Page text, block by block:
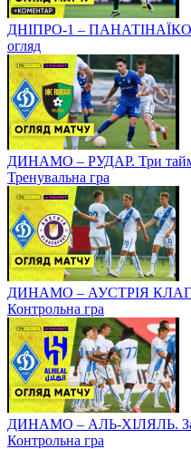
ДНІПРО-1 – ПАНАТІНАЇКОС.
огляд
ДИНАМО – РУДАР. Три тайми
Тренувальна гра
ДИНАМО – АУСТРІЯ
Контрольна гра
ДИНАМО – АЛЬ-ХІЛЯЛЬ.
Контрольна гра